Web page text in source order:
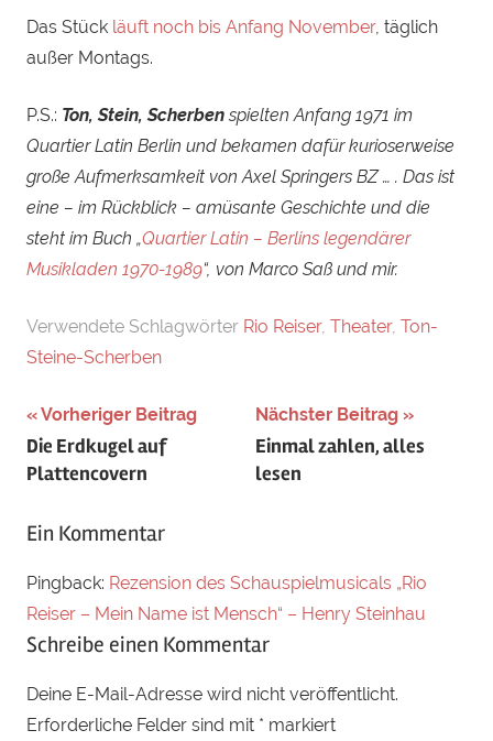
Das Stück läuft noch bis Anfang November, täglich
außer Montags.
P.S.: Ton, Stein, Scherben spielten Anfang 1971 im
Quartier Latin Berlin und bekamen dafür kurioserweise
große Aufmerksamkeit von Axel Springers BZ … . Das ist
eine – im Rückblick – amüsante Geschichte und die
steht im Buch „Quartier Latin – Berlins legendärer
Musikladen 1970-1989“, von Marco Saß und mir.
Verwendete Schlagwörter Rio Reiser, Theater, Ton-
Steine-Scherben
Beitragsnavigation
Vorheriger Beitrag
Die Erdkugel auf
Plattencovern
Nächster Beitrag
Einmal zahlen, alles
lesen
Ein Kommentar
Pingback: Rezension des Schauspielmusicals „Rio
Reiser – Mein Name ist Mensch“ – Henry Steinhau
Schreibe einen Kommentar
Deine E-Mail-Adresse wird nicht veröffentlicht.
Erforderliche Felder sind mit * markiert